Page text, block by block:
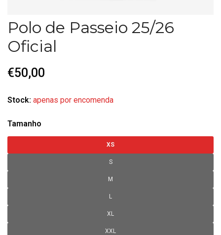
Polo de Passeio 25/26
Oficial
€50,00
Stock: apenas por encomenda
Tamanho
XS
S
M
L
XL
XXL